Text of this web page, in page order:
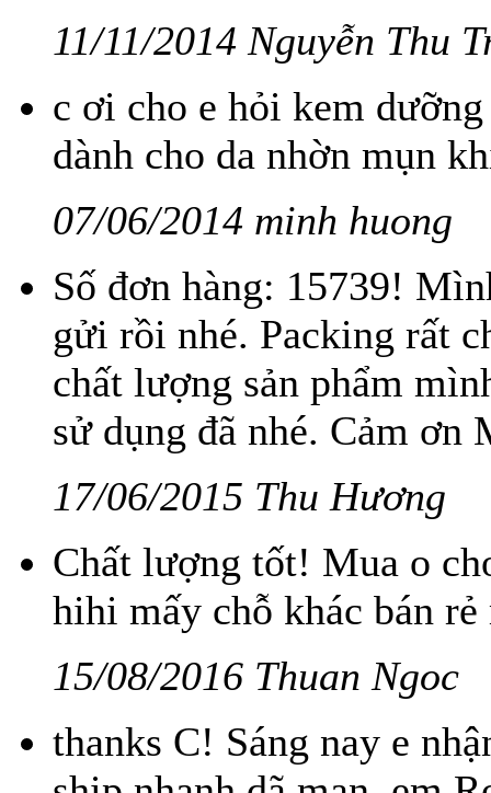
11/11/2014 Nguyễn Thu
c ơi cho e hỏi kem
dành cho da nhờn mụn
07/06/2014 minh huong
Số đơn hàng: 15739!
gửi rồi nhé. Packing rất
chất lượng sản phẩm
sử dụng đã nhé. Cảm ơn
17/06/2015 Thu Hương
Chất lượng tốt! Mua o
hihi mấy chỗ khác bán
15/08/2016 Thuan Ngoc
thanks C! Sáng nay e